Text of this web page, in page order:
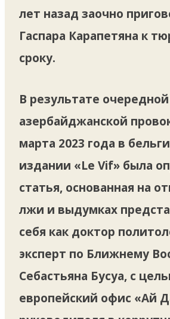
лет назад заочно
Гаспара Карапетяна к
сроку.
В результате очередной
азербайджанской
марта 2023 года в
издании «Le Vif» была
статья, основанная на
лжи и выдумках
себя как доктор
эксперт по Ближнему
Себастьяна Бусуа, с
европейский офис «Ай